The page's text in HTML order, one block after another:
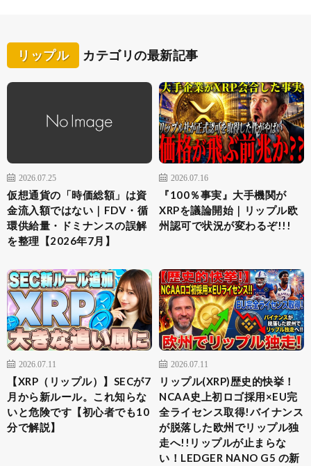
リップル カテゴリの最新記事
2026.07.25
仮想通貨の「時価総額」は資
金流入額ではない｜FDV・循
環供給量・ドミナンスの誤解
を整理【2026年7月】
2026.07.16
『100％事実』大手機関が
XRPを議論開始｜リップル欧
州認可で状況が変わるぞ!!!
2026.07.11
【XRP（リップル）】SECが7
月から新ルール。これ知らな
いと危険です【初心者でも10
分で解説】
2026.07.11
リップル(XRP)歴史的快挙！
NCAA史上初ロゴ採用×EU完
全ライセンス取得!バイナンス
が脱落した欧州でリップル独
走へ!!リップルが止まらな
い！LEDGER NANO G5 の新